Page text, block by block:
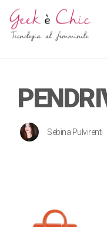
Sebina Pulvirenti